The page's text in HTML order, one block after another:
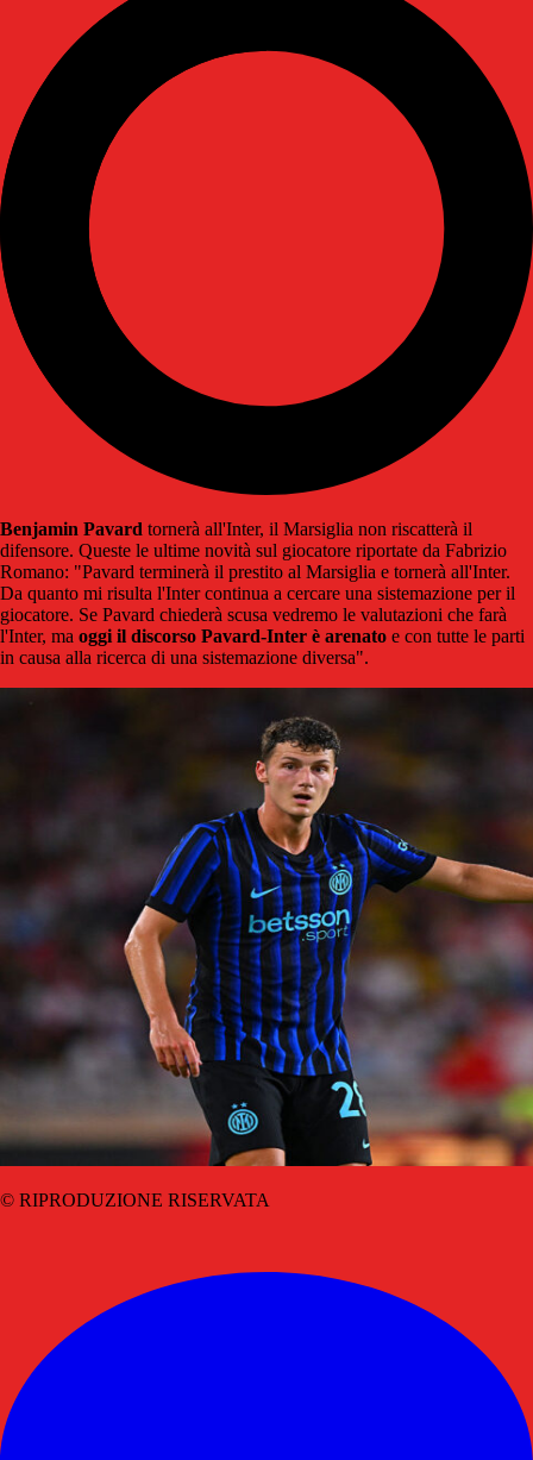
Benjamin Pavard tornerà all'Inter, il Marsiglia non riscatterà il
difensore. Queste le ultime novità sul giocatore riportate da Fabrizio
Romano: "Pavard terminerà il prestito al Marsiglia e tornerà all'Inter.
Da quanto mi risulta l'Inter continua a cercare una sistemazione per il
giocatore. Se Pavard chiederà scusa vedremo le valutazioni che farà
l'Inter, ma oggi il discorso Pavard-Inter è arenato e con tutte le parti
in causa alla ricerca di una sistemazione diversa".
© RIPRODUZIONE RISERVATA